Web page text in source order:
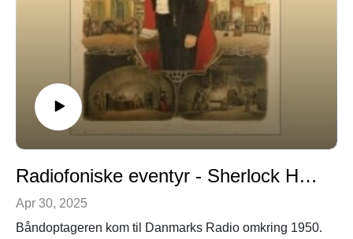
Radiofoniske eventyr - Sherlock Holmes i dansk radiodramatik. 2. episode
Apr 30, 2025
Båndoptageren kom til Danmarks Radio omkring 1950.